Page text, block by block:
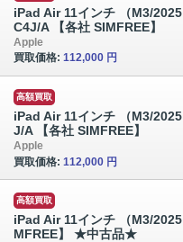
iPad Air 11インチ （M3/
C4J/A 【各社 SIMFREE】
Apple
買取価格: 112,000 円
高額買取
iPad Air 11インチ （M3/
J/A 【各社 SIMFREE】
Apple
買取価格: 112,000 円
高額買取
iPad Air 11インチ （M3/
MFREE】 ★中古品★